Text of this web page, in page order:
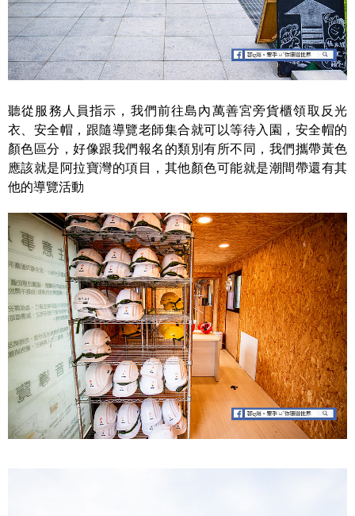
聽從服務人員指示，我們前往島內萬善宮旁貨櫃領取反光
衣、安全帽，跟隨導覽老師集合就可以等待入園，安全帽的
顏色區分，好像跟我們報名的類別有所不同，我們攜帶黃色
應該就是阿拉寶灣的項目，其他顏色可能就是潮間帶還有其
他的導覽活動